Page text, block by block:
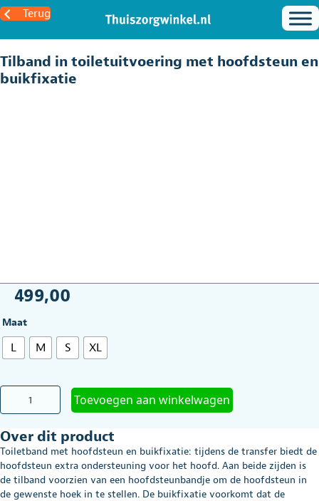
Terug
Tilband in toiletuitvoering met hoofdsteun en
buikfixatie
499,00
Maat
L M S XL
Tilband
met
hoofdsteun
en
buikfixatie
aantal
Toevoegen aan winkelwagen
Over dit product
Toiletband met hoofdsteun en buikfixatie: tijdens de transfer biedt de
hoofdsteun extra ondersteuning voor het hoofd. Aan beide zijden is
de tilband voorzien van een hoofdsteunbandje om de hoofdsteun in
de gewenste hoek in te stellen. De buikfixatie voorkomt dat de